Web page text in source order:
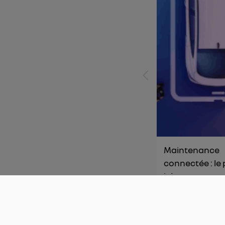
Maintenance
connectée : le
bête que